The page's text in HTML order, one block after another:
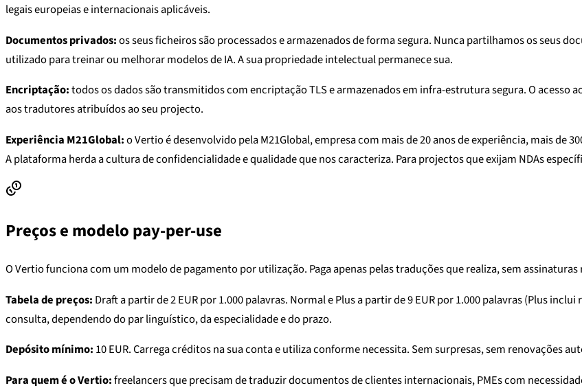
legais europeias e internacionais aplicáveis.
Documentos privados:os seus ficheiros são processados e armazenados de forma segura. Nunca partilhamos os seus
utilizado para treinar ou melhorar modelos de IA. A sua propriedade intelectual permanece sua.
Encriptação:todos os dados são transmitidos com encriptação TLS e armazenados em infra-estrutura segura. O acesso
aos tradutores atribuídos ao seu projecto.
Experiência M21Global:o Vertio é desenvolvido pela M21Global, empresa com mais de 20 anos de experiência, mais de
A plataforma herda a cultura de confidencialidade e qualidade que nos caracteriza. Para projectos que exijam NDAs
Preços e modelo pay-per-use
O Vertio funciona com um modelo de pagamento por utilização. Paga apenas pelas traduções que realiza, sem
Tabela de preços: Draft a partir de 2 EUR por 1.000 palavras. Normal e Plus a partir de 9 EUR por 1.000 palavras (Plus
consulta, dependendo do par linguístico, da especialidade e do prazo.
Depósito mínimo: 10 EUR. Carrega créditos na sua conta e utiliza conforme necessita. Sem surpresas, sem renovações
Para quem é o Vertio:freelancers que precisam de traduzir documentos de clientes internacionais, PMEs com